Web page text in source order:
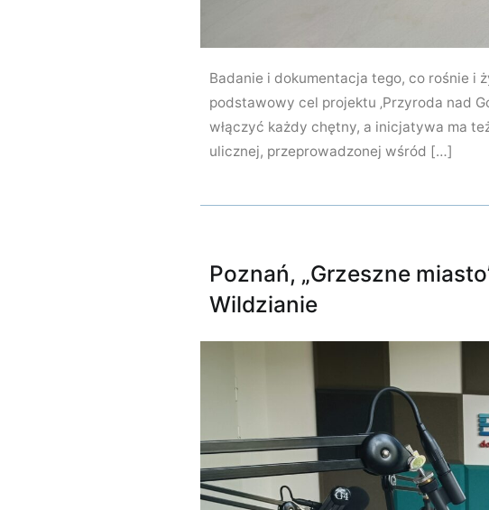
Badanie i dokumentacja tego, co rośnie i
podstawowy cel projektu ‚Przyroda nad
włączyć każdy chętny, a inicjatywa ma
ulicznej, przeprowadzonej wśród […]
Poznań, „Grzeszne
Wildzianie